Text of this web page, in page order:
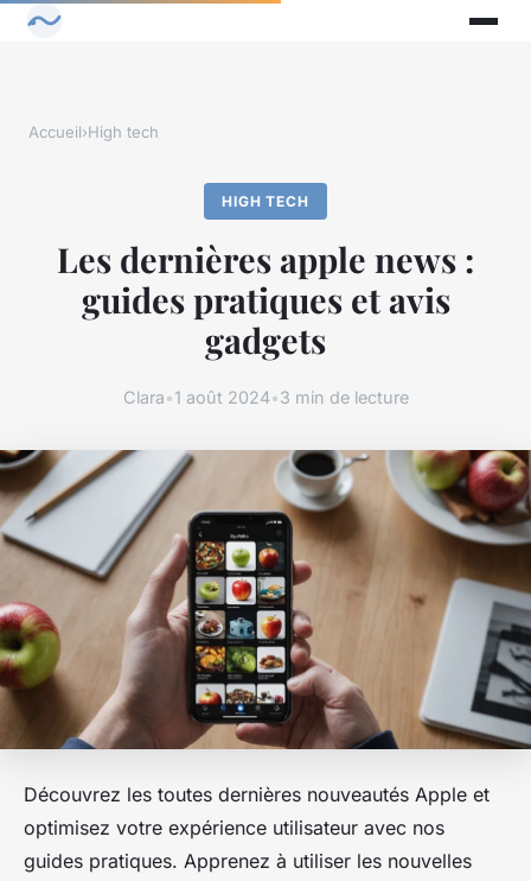
Accueil›High tech
HIGH TECH
Les dernières apple news :
guides pratiques et avis
gadgets
Clara•1 août 2024•3 min de lecture
Découvrez les toutes dernières nouveautés Apple et
optimisez votre expérience utilisateur avec nos
guides pratiques. Apprenez à utiliser les nouvelles